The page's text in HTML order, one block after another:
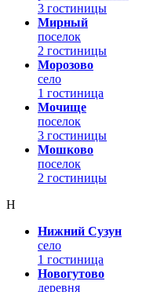
3 гостиницы
Мирный
поселок
2 гостиницы
Морозово
село
1 гостиница
Мочище
поселок
3 гостиницы
Мошково
поселок
2 гостиницы
Н
Нижний Сузун
село
1 гостиница
Новогутово
деревня